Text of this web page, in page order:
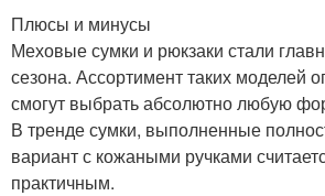
Плюсы и минусы
Меховые сумки и рюкзаки стали
сезона. Ассортимент таких моделей
смогут выбрать абсолютно любую
В тренде сумки, выполненные
вариант с кожаными ручками
практичным.